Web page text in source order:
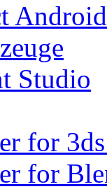
Android
Studio
for
for